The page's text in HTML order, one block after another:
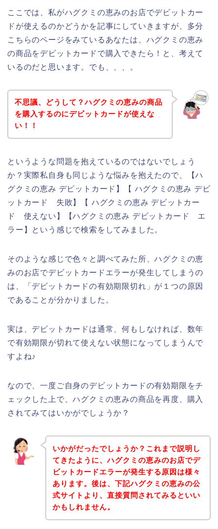
ここでは、私がハグクミの恵みのお店でデビットカー
ドが使えるのかどうかを記事にしていきますが、多分
こちらのページをみているあなたは、ハグクミの恵み
の商品をデビットカードで購入できたら！と、考えて
いるのだと思います。でも、、、。
不思議、どうして？ハグクミの恵みの商品
を購入するのにデビットカードが使えな
い！！
というような問題を抱えているのではないでしょう
か？実際私自身も同じような悩みを抱えたので、【ハ
グクミの恵み デビットカード】【 ハグクミの恵み デビ
ットカード 失敗】【 ハグクミの恵み デビットカー
ド 使えない】【ハグクミの恵み デビットカード エ
ラー】という感じで検索をしてみました。
そのような感じで色々と調べてみた所、ハグクミの恵
みのお店でデビットカードエラーが発生してしまうの
は、「デビットカードの有効期限切れ」が１つの原因
であることが分かりました。
実は、デビットカードは通常、何もしなければ、数年
で有効期限が切れて使えない状態になってしまうんで
すよね♪
なので、一度ご自身のデビットカードの有効期限をチ
ェックした上で、ハグクミの恵みの商品を再度、購入
されてみてはいかがでしょうか？
いかがだったでしょうか？これまで説明し
てきたように、ハグクミの恵みのお店でデ
ビットカードエラーが発生する原因は様々
あります。後は、下記ハグクミの恵みの公
式サイトより、直接質問されてみるといい
かもしれません。